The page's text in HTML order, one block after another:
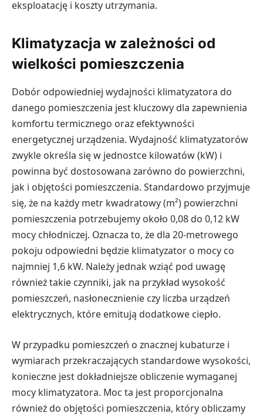
eksploatację i koszty utrzymania.
Klimatyzacja w zależności od
wielkości pomieszczenia
Dobór odpowiedniej wydajności klimatyzatora do
danego pomieszczenia jest kluczowy dla zapewnienia
komfortu termicznego oraz efektywności
energetycznej urządzenia. Wydajność klimatyzatorów
zwykle określa się w jednostce kilowatów (kW) i
powinna być dostosowana zarówno do powierzchni,
jak i objętości pomieszczenia. Standardowo przyjmuje
się, że na każdy metr kwadratowy (m²) powierzchni
pomieszczenia potrzebujemy około 0,08 do 0,12 kW
mocy chłodniczej. Oznacza to, że dla 20-metrowego
pokoju odpowiedni będzie klimatyzator o mocy co
najmniej 1,6 kW. Należy jednak wziąć pod uwagę
również takie czynniki, jak na przykład wysokość
pomieszczeń, nasłonecznienie czy liczba urządzeń
elektrycznych, które emitują dodatkowe ciepło.
W przypadku pomieszczeń o znacznej kubaturze i
wymiarach przekraczających standardowe wysokości,
konieczne jest dokładniejsze obliczenie wymaganej
mocy klimatyzatora. Moc ta jest proporcjonalna
również do objętości pomieszczenia, który obliczamy